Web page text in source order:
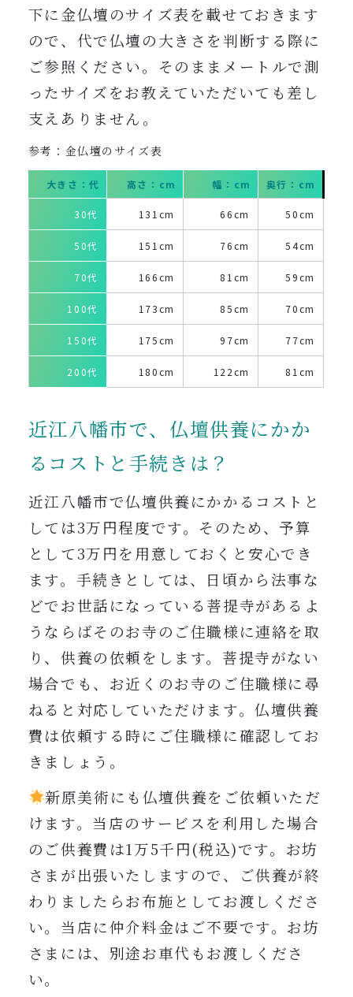
下に金仏壇のサイズ表を載せておきます
ので、代で仏壇の大きさを判断する際に
ご参照ください。そのままメートルで測
ったサイズをお教えていただいても差し
支えありません。
参考：金仏壇のサイズ表
大きさ：代 高さ：cm 幅：cm 奥行：cm
30代 131cm 66cm 50cm
50代 151cm 76cm 54cm
70代 166cm 81cm 59cm
100代 173cm 85cm 70cm
150代 175cm 97cm 77cm
200代 180cm 122cm 81cm
近江八幡市で、仏壇供養にかか
るコストと手続きは？
近江八幡市で仏壇供養にかかるコストと
しては3万円程度です。そのため、予算
として3万円を用意しておくと安心でき
ます。手続きとしては、日頃から法事な
どでお世話になっている菩提寺があるよ
うならばそのお寺のご住職様に連絡を取
り、供養の依頼をします。菩提寺がない
場合でも、お近くのお寺のご住職様に尋
ねると対応していただけます。仏壇供養
費は依頼する時にご住職様に確認してお
きましょう。
新原美術にも仏壇供養をご依頼いただ
けます。当店のサービスを利用した場合
のご供養費は1万5千円(税込)です。お坊
さまが出張いたしますので、ご供養が終
わりましたらお布施としてお渡しくださ
い。当店に仲介料金はご不要です。お坊
さまには、別途お車代もお渡しくださ
い。